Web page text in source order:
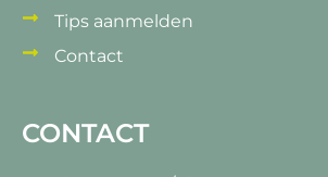
Tips aanmelden
Contact
CONTACT